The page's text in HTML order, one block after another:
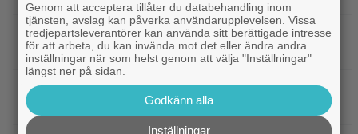
TV-spel|Arga föräldrar ringde ner Nintendo –
spelkaraktären ”ser ut som en penis”
Kommande filmer|Nu vet vi vem som spelar
skurken Ganondorf i ”The Legend of Zelda”
Genom att acceptera tillåter du databehandling inom
tjänsten, avslag kan påverka användarupplevelsen. Vissa
tredjepartsleverantörer kan använda sitt berättigade intresse
för att arbeta, du kan invända mot det eller ändra andra
inställningar när som helst genom att välja "Inställningar"
längst ner på sidan.
Godkänn alla
Inställningar